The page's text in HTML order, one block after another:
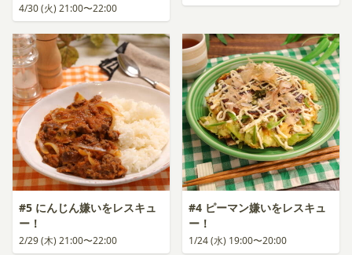
4/30 (火) 21:00〜22:00
#5 にんじん嫌いをレスキュ
ー！
2/29 (木) 21:00〜22:00
#4 ピーマン嫌いをレスキュ
ー！
1/24 (水) 19:00〜20:00